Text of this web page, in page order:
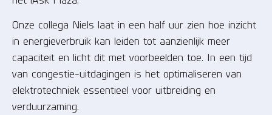
Onze collega Niels laat in een half uur zien hoe inzicht
in energieverbruik kan leiden tot aanzienlijk meer
capaciteit en licht dit met voorbeelden toe. In een tijd
van congestie-uitdagingen is het optimaliseren van
elektrotechniek essentieel voor uitbreiding en
verduurzaming.